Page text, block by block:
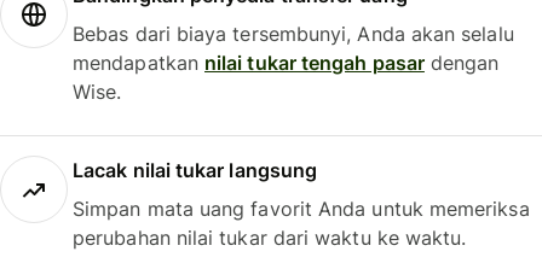
Bebas dari biaya tersembunyi, Anda akan selalu
mendapatkan nilai tukar tengah pasardengan
Wise.
Lacak nilai tukar langsung
Simpan mata uang favorit Anda untuk memeriksa
perubahan nilai tukar dari waktu ke waktu.